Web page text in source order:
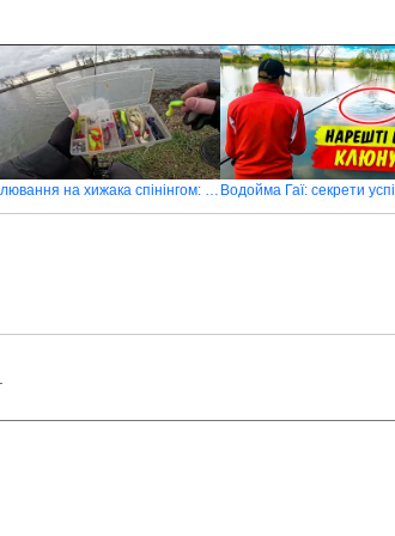
Полювання на хижака спінінгом: рибалка на оновленій водоймі Трофейний Затишок в селі Гаї